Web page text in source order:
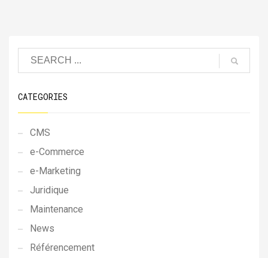
CATEGORIES
CMS
e-Commerce
e-Marketing
Juridique
Maintenance
News
Référencement